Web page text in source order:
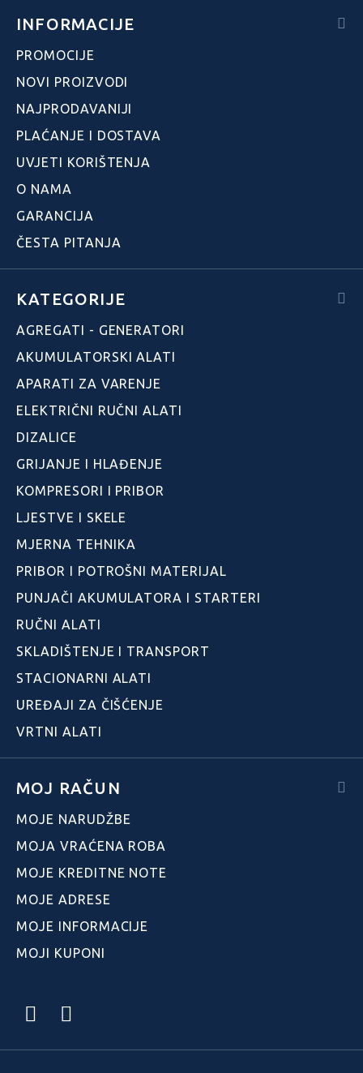
INFORMACIJE
PROMOCIJE
NOVI PROIZVODI
NAJPRODAVANIJI
PLAĆANJE I DOSTAVA
UVJETI KORIŠTENJA
O NAMA
GARANCIJA
ČESTA PITANJA
KATEGORIJE
AGREGATI - GENERATORI
AKUMULATORSKI ALATI
APARATI ZA VARENJE
ELEKTRIČNI RUČNI ALATI
DIZALICE
GRIJANJE I HLAĐENJE
KOMPRESORI I PRIBOR
LJESTVE I SKELE
MJERNA TEHNIKA
PRIBOR I POTROŠNI MATERIJAL
PUNJAČI AKUMULATORA I STARTERI
RUČNI ALATI
SKLADIŠTENJE I TRANSPORT
STACIONARNI ALATI
UREĐAJI ZA ČIŠĆENJE
VRTNI ALATI
MOJ RAČUN
MOJE NARUDŽBE
MOJA VRAĆENA ROBA
MOJE KREDITNE NOTE
MOJE ADRESE
MOJE INFORMACIJE
MOJI KUPONI